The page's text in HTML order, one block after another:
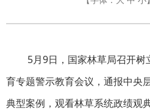
5月9日，国家林草局召开
育专题警示教育会议，通报中央
典型案例，观看林草系统政绩观